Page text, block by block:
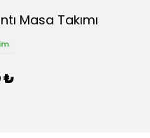
Masa Takımı
₺